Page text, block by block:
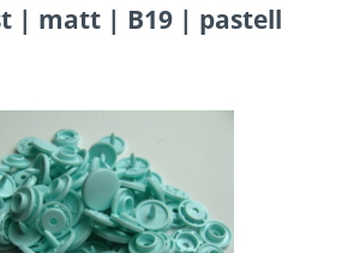
| matt | B19 | pastell